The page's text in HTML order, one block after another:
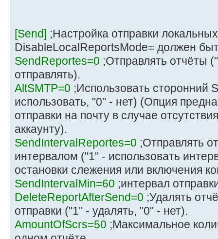
[Send] ;Настройка отправки
DisableLocalReportsMode= должен
SendReportes=0 ;Отправлять отчёты
отправлять).
AltSMTP=0 ;Использовать сторонний
использовать, "0" - нет) (Опция
отправки на почту в случае
аккаунту).
SendIntervalReportes=0 ;Отправлять
интервалом ("1" - использовать
остановки слежения или включения
SendIntervalMin=60 ;интервал
DeleteReportAfterSend=0 ;Удалять
отправки ("1" - удалять, "0" - нет).
AmountOfScrs=50 ;Максимальное